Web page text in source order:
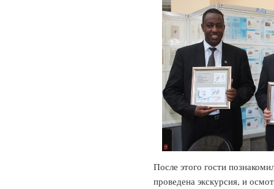
После этого гости
проведена экскурсия, и